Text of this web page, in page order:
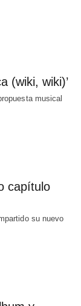
(wiki, wiki)’
musical
capítulo
su nuevo